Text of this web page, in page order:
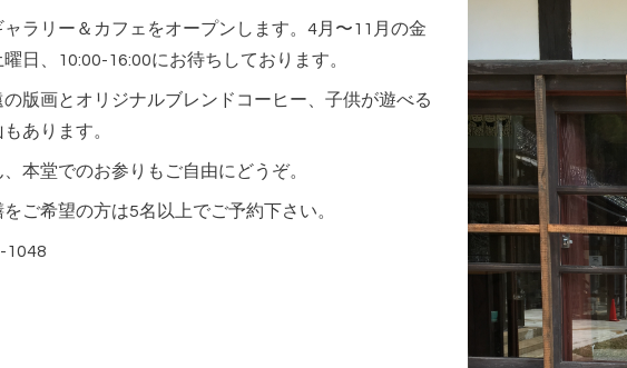
ャラリー＆カフェをオープンします。4月〜11月の金
日、10:00-16:00にお待ちしております。
版画とオリジナルブレンドコーヒー、子供が遊べる
あります。
、本堂でのお参りもご自由にどうぞ。
ご希望の方は5名以上でご予約下さい。
1048